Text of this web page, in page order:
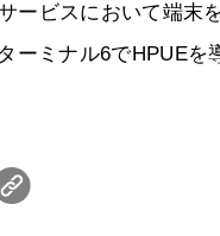
ービスにおいて端末
ーミナル6でHPUE